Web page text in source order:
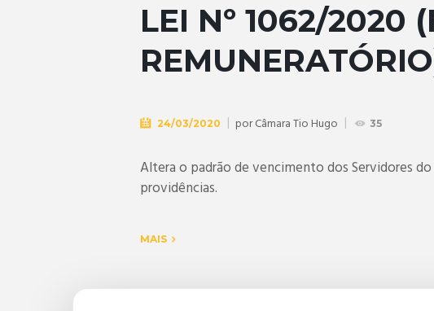
LEI Nº 1062/2020
24/03/2020 porCâmara Tio Hugo 35
Altera o padrão de vencimento dos Servidores
providências.
MAIS